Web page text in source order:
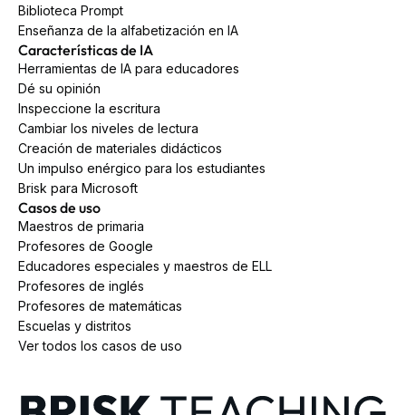
Biblioteca Prompt
Enseñanza de la alfabetización en IA
Características de IA
Herramientas de IA para educadores
Dé su opinión
Inspeccione la escritura
Cambiar los niveles de lectura
Creación de materiales didácticos
Un impulso enérgico para los estudiantes
Brisk para Microsoft
Casos de uso
Maestros de primaria
Profesores de Google
Educadores especiales y maestros de ELL
Profesores de inglés
Profesores de matemáticas
Escuelas y distritos
Ver todos los casos de uso